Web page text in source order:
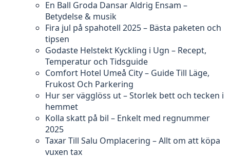
En Ball Groda Dansar Aldrig Ensam –
Betydelse & musik
Fira jul på spahotell 2025 – Bästa paketen och
tipsen
Godaste Helstekt Kyckling i Ugn – Recept,
Temperatur och Tidsguide
Comfort Hotel Umeå City – Guide Till Läge,
Frukost Och Parkering
Hur ser vägglöss ut – Storlek bett och tecken i
hemmet
Kolla skatt på bil – Enkelt med regnummer
2025
Taxar Till Salu Omplacering – Allt om att köpa
vuxen tax